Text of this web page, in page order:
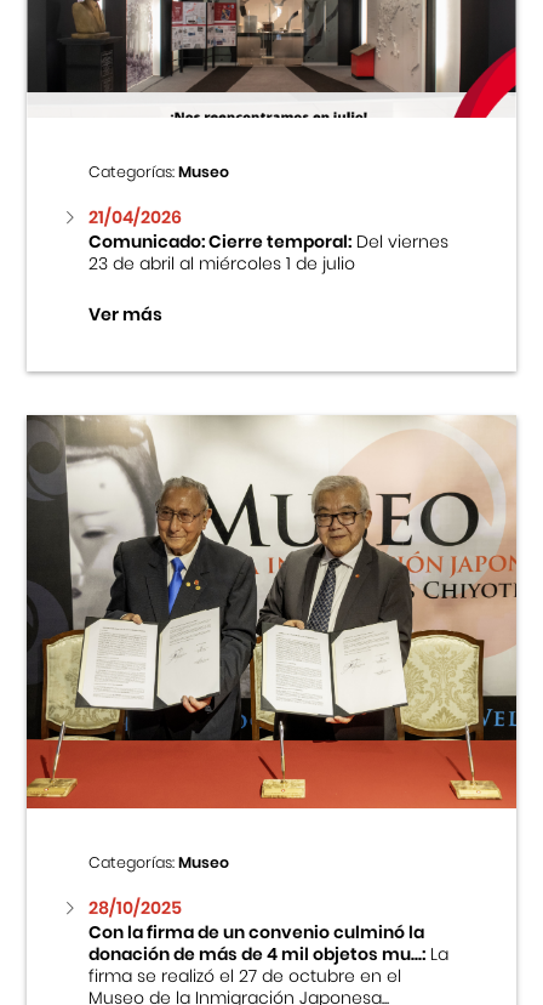
Centro Cultural Peruano Japonés
Museo de la Inmigración Japonesa
Fondo Editorial
Teatro Peruano Japonés
Categorías:Museo
21/04/2026
Comunicado: Cierre temporal:Del viernes
23 de abril al miércoles 1 de julio
Ver más
Categorías:Museo
28/10/2025
Con la firma de un convenio culminó la
donación de más de 4 mil objetos mu...:La
firma se realizó el 27 de octubre en el
Museo de la Inmigración Japonesa...